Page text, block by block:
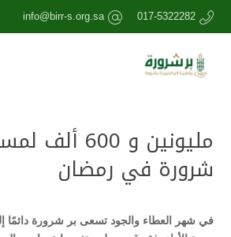
017-5322282
info@birr-s.org.sa
مليونين و
شرورة في رمضان
في شهر العطاء والجود تسعى بر شرورة دائمًا